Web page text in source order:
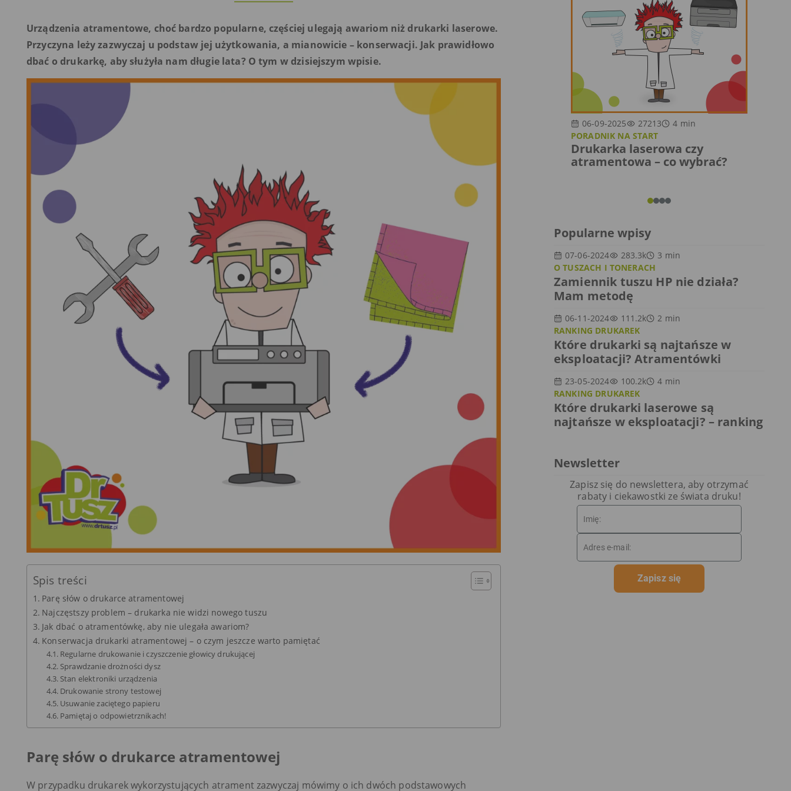
Urządzenia atramentowe, choć bardzo popularne, częściej ulegają awariom niż drukarki laserowe.
Przyczyna leży zazwyczaj u podstaw jej użytkowania, a mianowicie – konserwacji. Jak prawidłowo
dbać o drukarkę, aby służyła nam długie lata? O tym w dzisiejszym wpisie.
Spis treści
Parę słów o drukarce atramentowej
Najczęstszy problem – drukarka nie widzi nowego tuszu
Jak dbać o atramentówkę, aby nie ulegała awariom?
Konserwacja drukarki atramentowej – o czym jeszcze warto pamiętać
Regularne drukowanie i czyszczenie głowicy drukującej
Sprawdzanie drożności dysz
Stan elektroniki urządzenia
Drukowanie strony testowej
Usuwanie zaciętego papieru
Pamiętaj o odpowietrznikach!
Parę słów o drukarce atramentowej
W przypadku drukarek wykorzystujących atrament zazwyczaj mówimy o ich dwóch podstawowych
06-09-2025 27213 4 min
PORADNIK NA START
Drukarka laserowa czy
atramentowa – co wybrać?
Popularne wpisy
07-06-2024 283.3k 3 min
O TUSZACH I TONERACH
Zamiennik tuszu HP nie działa?
Mam metodę
06-11-2024 111.2k 2 min
RANKING DRUKAREK
Które drukarki są najtańsze w
eksploatacji? Atramentówki
23-05-2024 100.2k 4 min
RANKING DRUKAREK
Które drukarki laserowe są
najtańsze w eksploatacji? – ranking
Newsletter
Zapisz się do newslettera, aby otrzymać
rabaty i ciekawostki ze świata druku!
Zapisz się